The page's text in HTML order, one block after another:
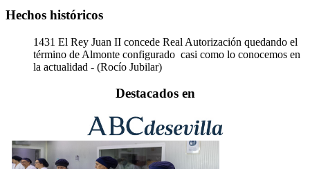
Hechos históricos
1431 El Rey Juan II concede Real Autorización quedando el
término de Almonte configurado casi como lo conocemos en
la actualidad - (Rocío Jubilar)
Destacados en